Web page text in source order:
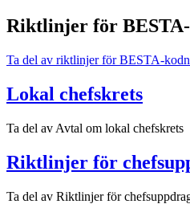
Riktlinjer för
Ta del av riktlinjer för BESTA-
Lokal chefskrets
Ta del av Avtal om lokal chefskrets
Riktlinjer för
Ta del av Riktlinjer för